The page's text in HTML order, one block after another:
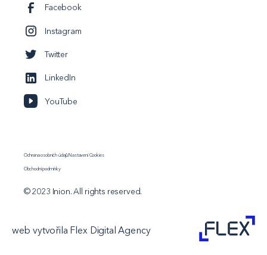
Facebook
Instagram
Twitter
LinkedIn
YouTube
© 2023 Inion. All rights reserved.
Ochrana osobních údajů
Obchodní podmínky
Nastavení Cookies
web vytvořila Flex Digital Agency